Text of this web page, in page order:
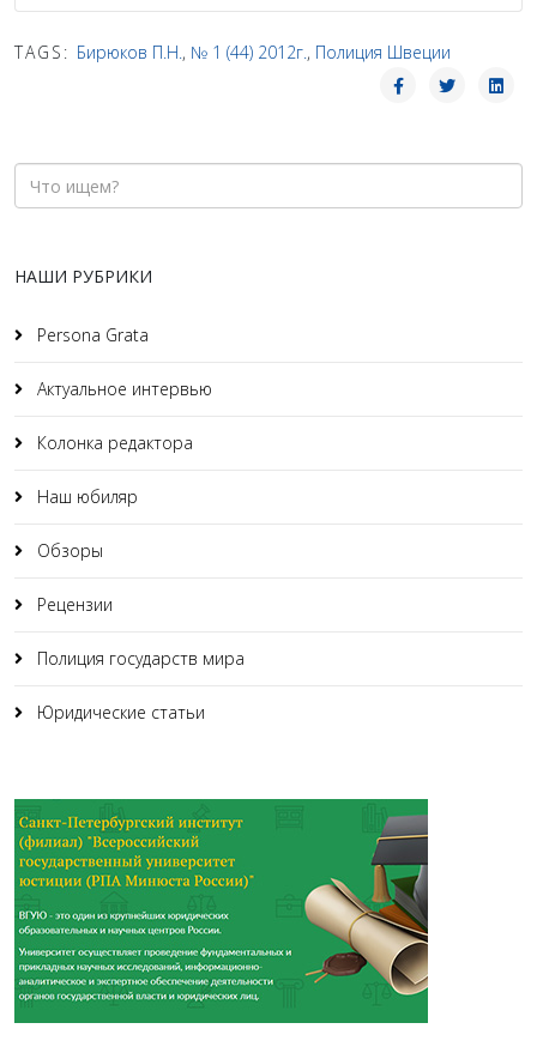
TAGS: Бирюков П.Н., № 1 (44) 2012г., Полиция Швеции
НАШИ РУБРИКИ
Persona Grata
Актуальное интервью
Колонка редактора
Наш юбиляр
Обзоры
Рецензии
Полиция государств мира
Юридические статьи